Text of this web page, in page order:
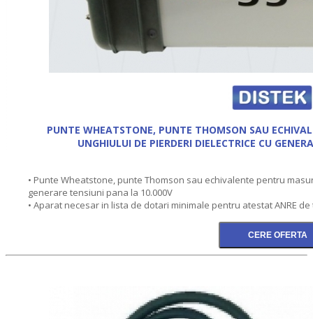
PUNTE WHEATSTONE, PUNTE THOMSON SAU
UNGHIULUI DE PIERDERI DIELECTRICE CU
• Punte Wheatstone, punte Thomson sau echivalente pentru
generare tensiuni pana la 10.000V
• Aparat necesar in lista de dotari minimale pentru atestat ANRE de